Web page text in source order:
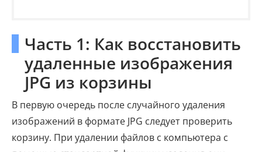
Часть 1: Как восстановить
удаленные изображения
JPG из корзины
В первую очередь после случайного удаления
изображений в формате JPG следует проверить
корзину. При удалении файлов с компьютера с